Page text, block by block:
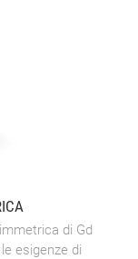
di Gd
esigenze di